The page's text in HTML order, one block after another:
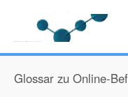
Glossar zu Online-